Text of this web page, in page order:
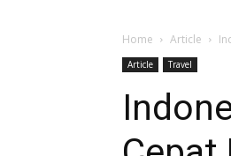
Home Article
Article Travel